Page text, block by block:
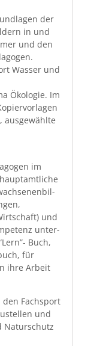
der
in und
und den
Wass­er und
Ökolo­gie. Im
aus­gewählte
im
und
unter­
Buch,
für
ihre Arbeit
Fach­sport
und
Naturschutz